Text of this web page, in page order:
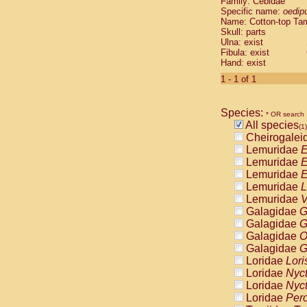
Cebidae
Cebidae
Cebidae
Cebidae
Cebidae
Cebidae
Cebidae
Cebidae
Cebidae
Cebidae
Cebidae
Cebidae
Atelidae
Atelidae
Atelidae
Atelidae
Atelidae
Atelidae
Atelidae
Atelidae
Atelidae
Atelidae
Pitheciidae
Specific name:
Name: Cotton-top
Skull: parts
Ulna: exist
Fibula: exist
Hand: exist
1 - 1 of 1
Species: * OR search
All species(1)
Lemuridae
Lemuridae
Lemuridae
Lemuridae
Lemuridae
Galagidae
Galagidae
Galagidae
Galagidae
Loridae
Loridae
Loridae
Loridae